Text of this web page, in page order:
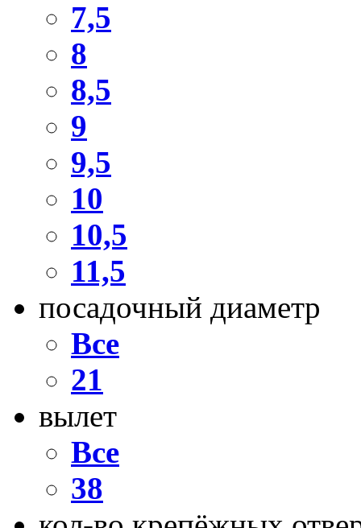
7,5
8
8,5
9
9,5
10
10,5
11,5
посадочный диаметр
Все
21
вылет
Все
38